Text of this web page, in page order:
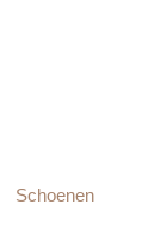
Schoenen